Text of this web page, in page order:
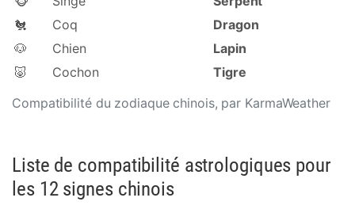
Compatibilité du zodiaque chinois, par KarmaWeather
🐔
Coq
Dragon
🐶
Chien
Lapin
🐷
Cochon Tigre
Liste de compatibilité astrologiques pour
les 12 signes chinois